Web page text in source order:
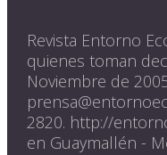
Revista Entorno
quienes toman
Noviembre de
2820. http://
en Guaymallén -